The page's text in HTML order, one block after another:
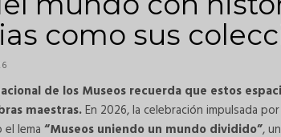
como sus
de los Museos recuerda que estos
maestras.En 2026, la celebración impulsada
lema “Museos uniendo un mundo dividido”,